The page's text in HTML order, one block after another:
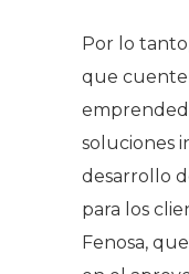
Por lo
que
soluciones
desarrollo
para los
Fenosa,